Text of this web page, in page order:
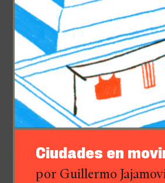
Ciudades en
por Guillermo